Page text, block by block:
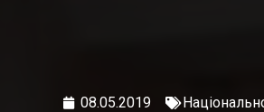
08.05.2019